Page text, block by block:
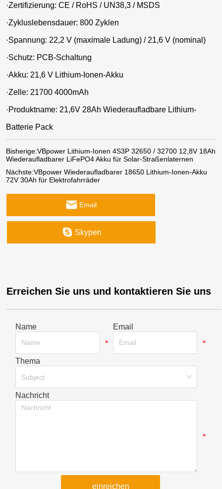
·Zertifizierung: CE / RoHS / UN38,3 / MSDS
·Zykluslebensdauer: 800 Zyklen
·Spannung: 22,2 V (maximale Ladung) / 21,6 V (nominal)
·Schutz: PCB-Schaltung
·Akku: 21,6 V Lithium-Ionen-Akku
·Zelle: 21700 4000mAh
·Produktname: 21,6V 28Ah Wiederaufladbare Lithium-
Batterie Pack
Bisherige:VBpower Lithium-Ionen 4S3P 32650 / 32700 12,8V 18Ah
Wiederaufladbarer LiFePO4 Akku für Solar-Straßenlaternen
Nächste:VBpower Wiederaufladbarer 18650 Lithium-Ionen-Akku
72V 30Ah für Elektrofahrräder
Email
Skypen
Erreichen Sie uns und kontaktieren Sie uns
Name
*
Email
*
Thema
Subject
Nachricht
*
einreichen